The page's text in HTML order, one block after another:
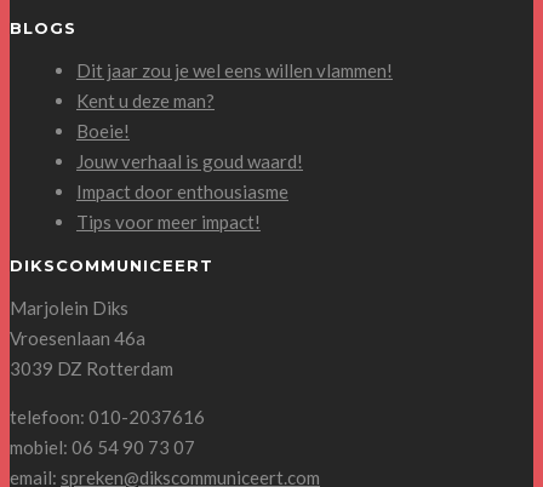
BLOGS
Dit jaar zou je wel eens willen vlammen!
Kent u deze man?
Boeie!
Jouw verhaal is goud waard!
Impact door enthousiasme
Tips voor meer impact!
DIKSCOMMUNICEERT
Marjolein Diks
Vroesenlaan 46a
3039 DZ Rotterdam
telefoon: 010-2037616
mobiel: 06 54 90 73 07
email: spreken@dikscommuniceert.com